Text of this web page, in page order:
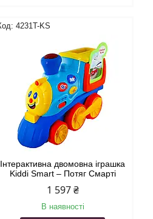
4231T-KS
Інтерактивна двомовна іграшка
Kiddi Smart – Потяг Смарті
1 597 ₴
В наявності